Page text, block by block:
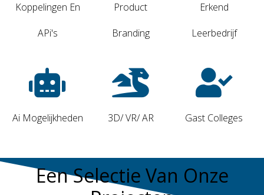
Koppelingen En
APi's
Product
Branding
Erkend
Leerbedrijf
Ai Mogelijkheden 3D/ VR/ AR Gast Colleges
Een Selectie Van Onze